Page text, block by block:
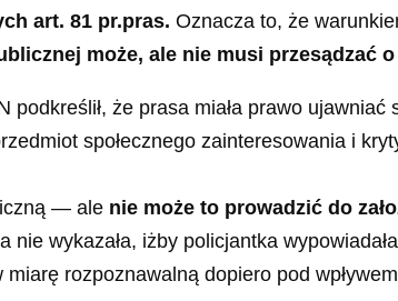
art. 81 pr.pras. Oznacza to, że
może, ale nie musi przesądzać
że prasa miała prawo
społecznego zainteresowania i
— ale nie może to prowadzić do
nie wykazała, iżby policjantka
rozpoznawalną dopiero pod